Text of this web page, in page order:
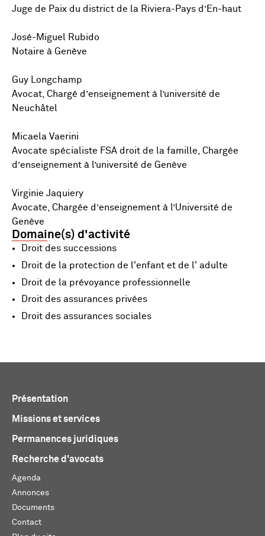
Juge de Paix du district de la Riviera-Pays d’En-haut
José-Miguel Rubido
Notaire à Genève
Guy Longchamp
Avocat, Chargé d’enseignement à l’université de
Neuchâtel
Micaela Vaerini
Avocate spécialiste FSA droit de la famille, Chargée
d’enseignement à l’université de Genève
Virginie Jaquiery
Avocate, Chargée d’enseignement à l’Université de
Genève
Domaine(s) d'activité
Droit des successions
Droit de la protection de l'enfant et de l' adulte
Droit de la prévoyance professionnelle
Droit des assurances privées
Droit des assurances sociales
Présentation
Missions et services
Permanences juridiques
Recherche d'avocats
Agenda
Annonces
Documents
Contact